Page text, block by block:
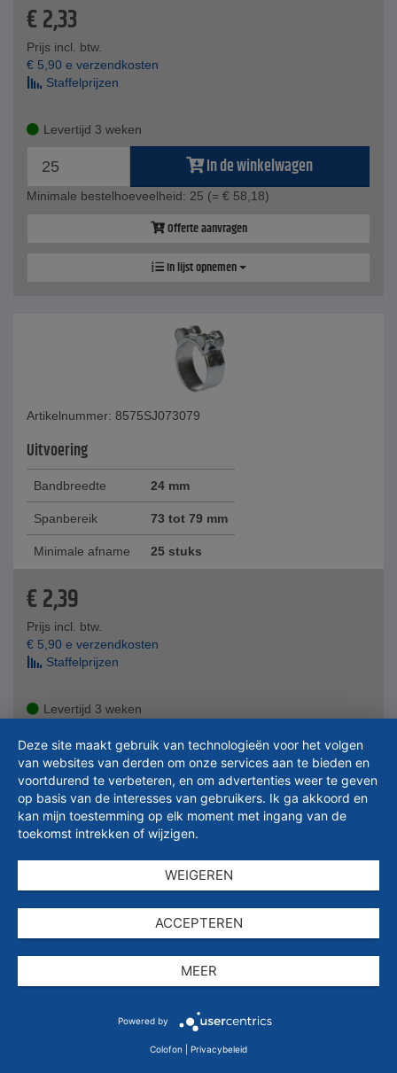
€2,33
Prijs incl. btw.
€ 5,90 e verzendkosten
Staffelprijzen
Levertijd 3 weken
In de winkelwagen
Minimale bestelhoeveelheid: 25 (= € 58,18)
Offerte aanvragen
In lijst opnemen
Artikelnummer: 8575SJ073079
Uitvoering
Bandbreedte 24 mm
Spanbereik 73 tot 79 mm
Minimale afname 25 stuks
€2,39
Prijs incl. btw.
€ 5,90 e verzendkosten
Staffelprijzen
Levertijd 3 weken
In de winkelwagen
Minimale bestelhoeveelheid: 25(= € 59,83)
Offerte aanvragen
In lijst opnemen
Deze site maakt gebruik van technologieën voor het volgen
van websites van derden om onze services aan te bieden en
voortdurend te verbeteren, en om advertenties weer te geven
op basis van de interesses van gebruikers. Ik ga akkoord en
kan mijn toestemming op elk moment met ingang van de
toekomst intrekken of wijzigen.
WEIGEREN
ACCEPTEREN
MEER
Powered by
Colofon Privacybeleid